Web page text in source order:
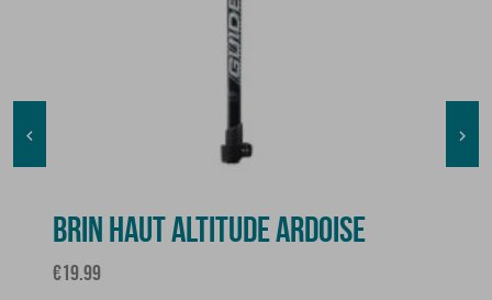

BRIN HAUT ALTITUDE ARDOISE
Price
€19.99
